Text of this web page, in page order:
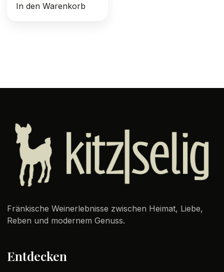
In den Warenkorb
Fränkische Weinerlebnisse zwischen Heimat, Liebe,
Reben und modernem Genuss.
Entdecken